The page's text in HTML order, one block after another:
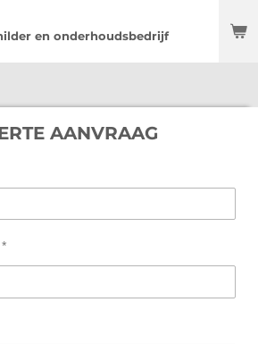
en onderhoudsbedrijf
AANVRAAG